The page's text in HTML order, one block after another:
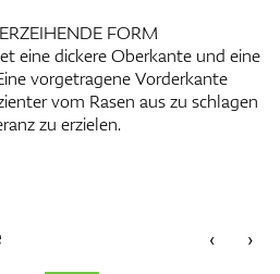
FORM
eine dickere Oberkante und eine
vorgetragene Vorderkante
vom Rasen aus zu schlagen
zu erzielen.
‹ ›